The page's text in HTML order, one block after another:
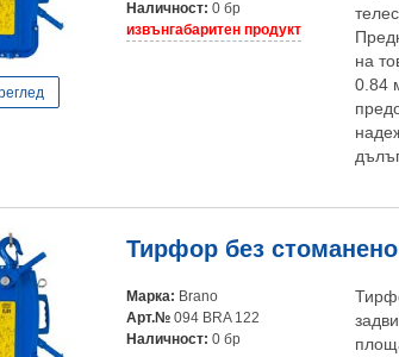
Наличност: 0 бр
извънгабаритен продукт
на
0.84
Тирфор без
Марка: Brano
Арт.№ 094 BRA 122
Наличност: 0 бр